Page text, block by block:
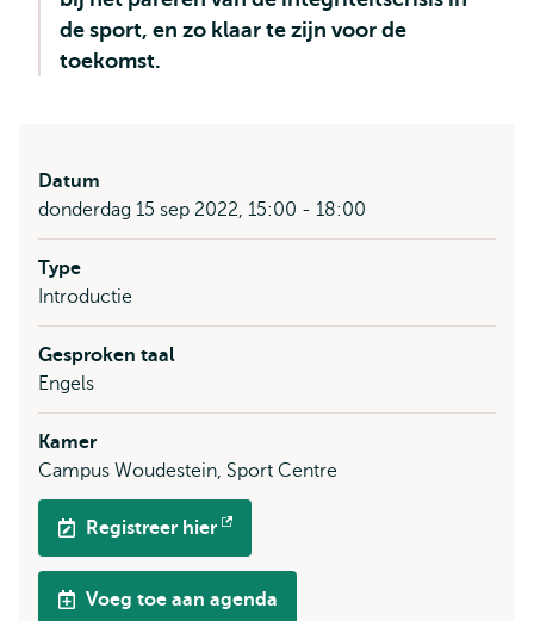
de sport, en zo klaar te zijn voor de
toekomst.
Datum
donderdag 15 sep 2022, 15:00 - 18:00
Type
Introductie
Gesproken taal
Engels
Kamer
Campus Woudestein, Sport Centre
Registreer hier
Opent
extern
Voeg toe aan agenda